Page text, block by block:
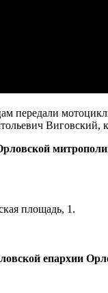
передали
площадь, 1.
епархии